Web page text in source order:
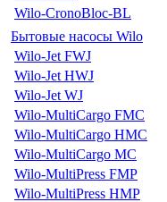
Wilo-CronoBloc-BL
Бытовые насосы Wilo
Wilo-Jet FWJ
Wilo-Jet HWJ
Wilo-Jet WJ
Wilo-MultiCargo FMC
Wilo-MultiCargo HMC
Wilo-MultiCargo MC
Wilo-MultiPress FMP
Wilo-MultiPress HMP